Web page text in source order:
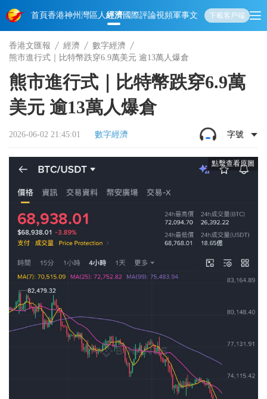
首頁香港神州 灣區人經濟國際評論視頻軍事文化 娛樂生活教育體
下載客戶端
香港文匯報 經濟
數字經濟
熊市進行式｜比特幣跌穿6.9萬美元 逾13萬人爆倉
熊市進行式｜比特幣跌穿6.9萬
美元 逾13萬人爆倉
2026-06-02 21:45:01 數字經濟 字號